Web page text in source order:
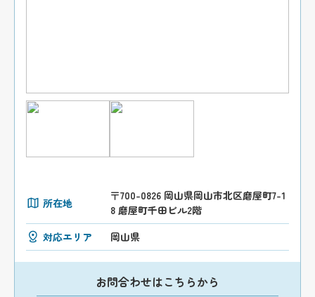
所在地
〒700-0826 岡山県岡山市北区磨屋町7-1
8 磨屋町千田ビル2階
対応エリア
岡山県
お問合わせはこちらから